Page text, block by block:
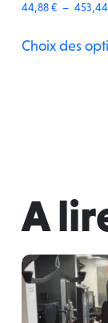
44,88€ – 453,44
Choix des
A